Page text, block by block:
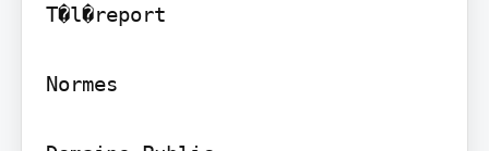
T�l�report
Normes